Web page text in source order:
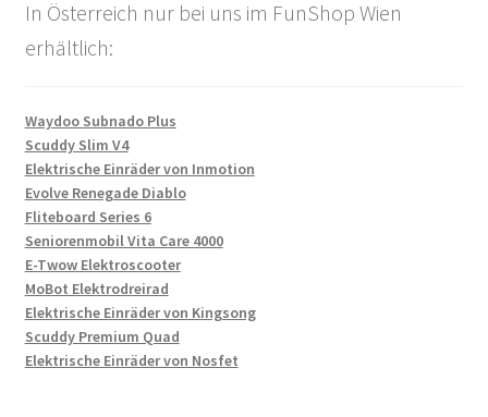
In Österreich nur bei uns im FunShop Wien
erhältlich:
Waydoo Subnado Plus
Scuddy Slim V4
Elektrische Einräder von Inmotion
Evolve Renegade Diablo
Fliteboard Series 6
Seniorenmobil Vita Care 4000
E-Twow Elektroscooter
MoBot Elektrodreirad
Elektrische Einräder von Kingsong
Scuddy Premium Quad
Elektrische Einräder von Nosfet